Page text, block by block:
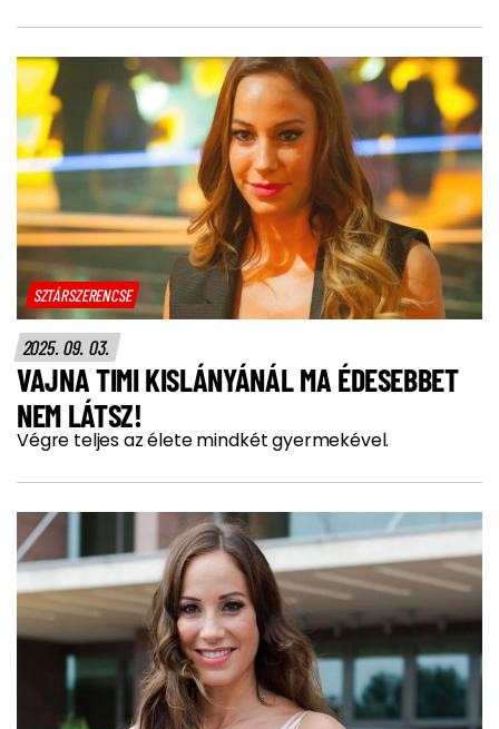
SZTÁRSZERENCSE
2025. 09. 03.
VAJNA TIMI KISLÁNYÁNÁL MA ÉDESEBBET
NEM LÁTSZ!
Végre teljes az élete mindkét gyermekével.